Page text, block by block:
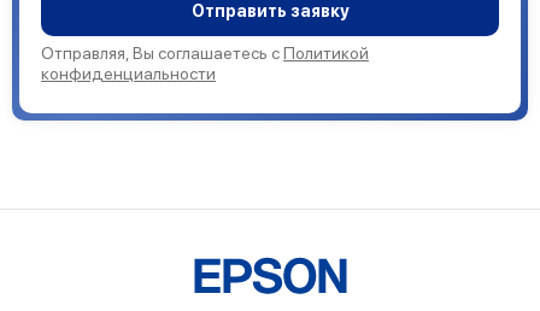
Отправить заявку
Отправляя, Вы соглашаетесь сПолитикой
конфиденциальности